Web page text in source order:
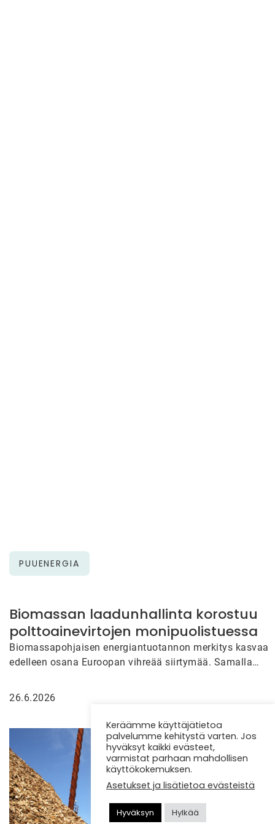
PUUENERGIA
Biomassan laadunhallinta korostuu
polttoainevirtojen monipuolistuessa
Biomassapohjaisen energiantuotannon merkitys kasvaa
edelleen osana Euroopan vihreää siirtymää. Samalla
laatuominaisuudet vaihtelevat…
26.6.2026
Keräämme käyttäjätietoa
palvelumme kehitystä varten. Jos
hyväksyt kaikki evästeet,
varmistat parhaan mahdollisen
käyttökokemuksen.
Asetukset ja lisätietoa evästeistä
Hyväksyn Hylkää